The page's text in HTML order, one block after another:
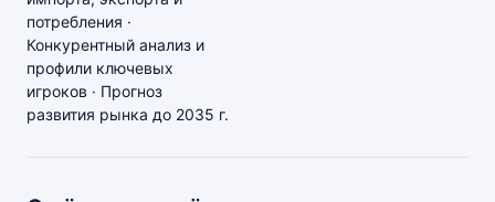
потребления ·
Конкурентный анализ и
профили ключевых
игроков · Прогноз
развития рынка до 2035 г.